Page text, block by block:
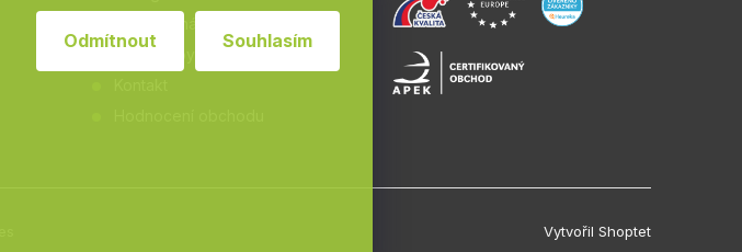
Odmítnout Souhlasím
Vytvořil Shoptet